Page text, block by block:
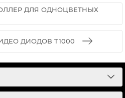
ДЛЯ ОДНОЦВЕТНЫХ
ДИОДОВ T1000